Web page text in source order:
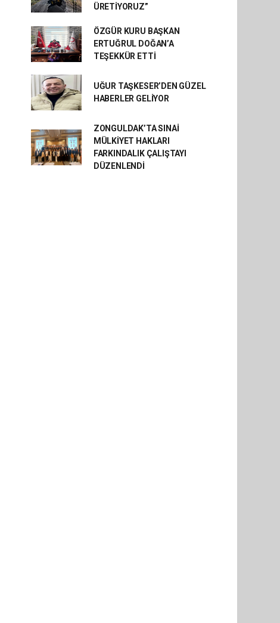
ÜRETİYORUZ”
ÖZGÜR KURU BAŞKAN
ERTUĞRUL DOĞAN’A
TEŞEKKÜR ETTİ
UĞUR TAŞKESER’DEN GÜZEL
HABERLER GELİYOR
ZONGULDAK’TA SINAİ
MÜLKİYET HAKLARI
FARKINDALIK ÇALIŞTAYI
DÜZENLENDİ